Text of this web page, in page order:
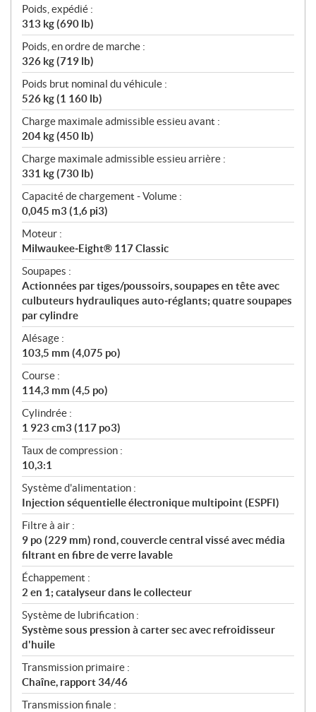
Poids, expédié :
313 kg (690 lb)
Poids, en ordre de marche :
326 kg (719 lb)
Poids brut nominal du véhicule :
526 kg (1 160 lb)
Charge maximale admissible essieu avant :
204 kg (450 lb)
Charge maximale admissible essieu arrière :
331 kg (730 lb)
Capacité de chargement - Volume :
0,045 m3 (1,6 pi3)
Moteur :
Milwaukee‑Eight® 117 Classic
Soupapes :
Actionnées par tiges/poussoirs, soupapes en tête avec
culbuteurs hydrauliques auto‑réglants; quatre soupapes
par cylindre
Alésage :
103,5 mm (4,075 po)
Course :
114,3 mm (4,5 po)
Cylindrée :
1 923 cm3 (117 po3)
Taux de compression :
10,3:1
Système d'alimentation :
Injection séquentielle électronique multipoint (ESPFI)
Filtre à air :
9 po (229 mm) rond, couvercle central vissé avec média
filtrant en fibre de verre lavable
Échappement :
2 en 1; catalyseur dans le collecteur
Système de lubrification :
Système sous pression à carter sec avec refroidisseur
d'huile
Transmission primaire :
Chaîne, rapport 34/46
Transmission finale :